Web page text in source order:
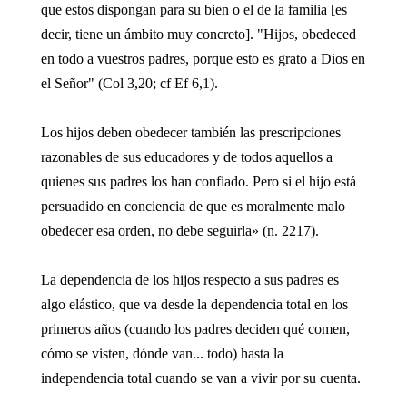
que estos dispongan para su bien o el de la familia [es
decir, tiene un ámbito muy concreto]. "Hijos, obedeced
en todo a vuestros padres, porque esto es grato a Dios en
el Señor" (Col 3,20; cf Ef 6,1).
Los hijos deben obedecer también las prescripciones
razonables de sus educadores y de todos aquellos a
quienes sus padres los han confiado. Pero si el hijo está
persuadido en conciencia de que es moralmente malo
obedecer esa orden, no debe seguirla» (n. 2217).
La dependencia de los hijos respecto a sus padres es
algo elástico, que va desde la dependencia total en los
primeros años (cuando los padres deciden qué comen,
cómo se visten, dónde van... todo) hasta la
independencia total cuando se van a vivir por su cuenta.